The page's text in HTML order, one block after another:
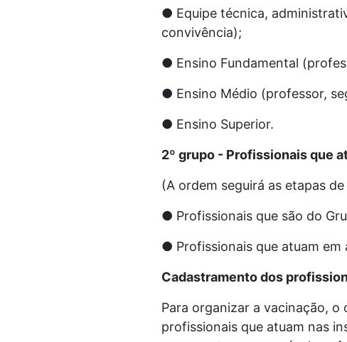
● Equipe técnica,
convivência);
● Ensino Fundamental
● Ensino Médio (professor,
● Ensino Superior.
2º grupo - Profissionais que
(A ordem seguirá as etapas
● Profissionais que são do
● Profissionais que atuam em
Cadastramento dos
Para organizar a vacinação,
profissionais que atuam nas